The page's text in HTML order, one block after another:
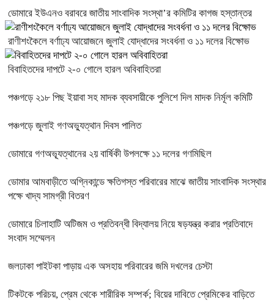
ডোমারে ইউএনও বরাবরে জাতীয় সাংবাদিক সংস্থা’র কমিটির কাগজ হস্তান্তর
রাণীশংকৈলে বর্ণাঢ্য আয়োজনে জুলাই যোদ্ধাদের সংবর্ধনা ও ১১ দলের বিক্ষোভ
বিবাহিতদের দাপটে ২-০ গোলে হারল অবিবাহিতরা
পঞ্চগড়ে ২১৮ পিছ ইয়াবা সহ মাদক ব্যবসায়ীকে পুলিশে দিল মাদক নির্মূল কমিটি
পঞ্চগড়ে জুলাই গণঅভ্যুত্থান দিবস পালিত
ডোমারে গণঅভ্যূত্থানের ২য় বার্ষিকী উপলক্ষে ১১ দলের গণমিছিল
ডোমার আমবাড়ীতে অগ্নিকান্ডে ক্ষতিগস্ত পরিবারের মাঝে জাতীয় সাংবাদিক সংস্থার
পক্ষে খাদ্য সামগ্রী বিতরণ
ডোমারে চিলাহাটি অটিজম ও প্রতিবন্ধী বিদ্যালয় নিয়ে ষড়যন্ত্র করার প্রতিবাদে
সংবাদ সম্মেলন
জলঢাকা পাইটকা পাড়ায় এক অসহায় পরিবারের জমি দখলের চেস্টা
টিকটকে পরিচয়, প্রেম থেকে শারীরিক সম্পর্ক; বিয়ের দাবিতে প্রেমিকের বাড়িতে